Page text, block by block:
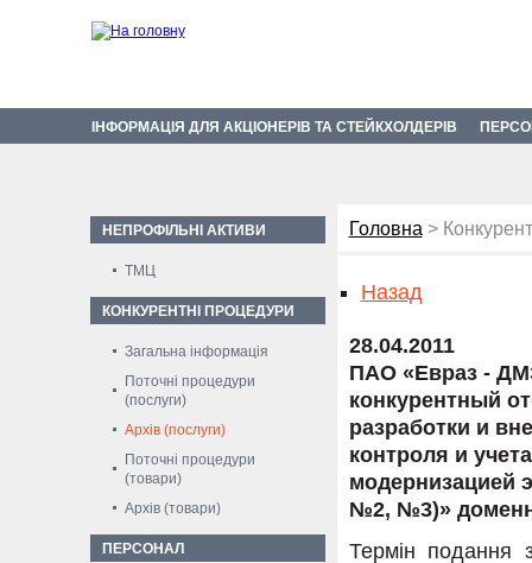
ІНФОРМАЦІЯ ДЛЯ АКЦІОНЕРІВ ТА СТЕЙКХОЛДЕРІВ
НЕПРОФІЛЬНІ АКТИВИ
ТМЦ
КОНКУРЕНТНІ ПРОЦЕДУРИ
Загальна інформація
Поточні процедури
(послуги)
Архів (послуги)
Поточні процедури
(товари)
Архів (товари)
ПЕРСОНАЛ
Головна >
Назад
28.04.2011
ПАО «Евраз -
конкурентный
разработки и
контроля и
модернизацией
№2, №3)»
Термін подання